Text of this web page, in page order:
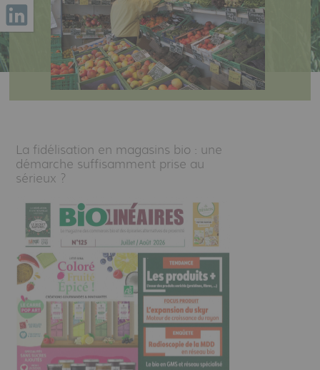
La fidélisation en magasins bio : une
démarche suffisamment prise au
sérieux ?